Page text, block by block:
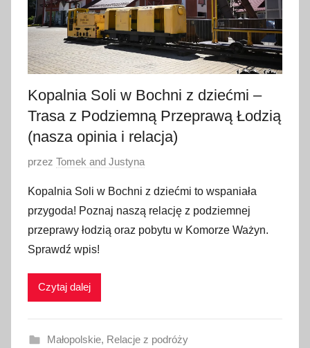
2
0
6
Kopalnia Soli w Bochni z dziećmi –
Trasa z Podziemną Przeprawą Łodzią
(nasza opinia i relacja)
O
u
b
l
i
w
n
przez Tomek and Justyna
Kopalnia Soli w Bochni z dziećmi to wspaniała
przygoda! Poznaj naszą relację z podziemnej
przeprawy łodzią oraz pobytu w Komorze Ważyn.
Sprawdź wpis!
Czytaj dalej
Małopolskie, Relacje z podróży